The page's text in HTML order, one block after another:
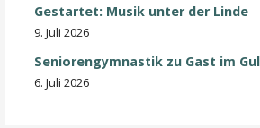
Gestartet: Musik unter der Linde
9. Juli 2026
Seniorengymnastik zu Gast im
6. Juli 2026